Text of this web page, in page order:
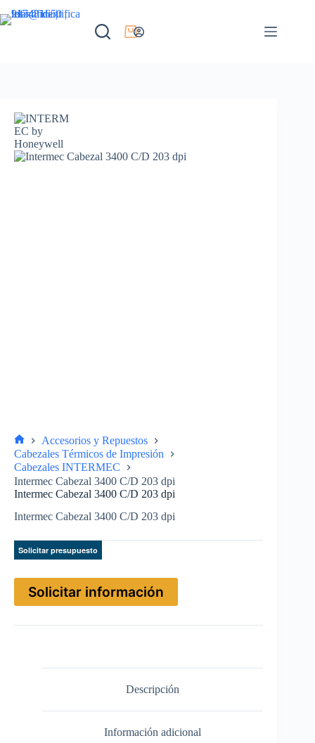
Accesorios y Repuestos
Cabezales Térmicos de Impresión
Cabezales INTERMEC
Intermec Cabezal 3400 C/D 203 dpi
Intermec Cabezal 3400 C/D 203 dpi
Intermec Cabezal 3400 C/D 203 dpi
Solicitar presupuesto
Solicitar información
Descripción
Información adicional